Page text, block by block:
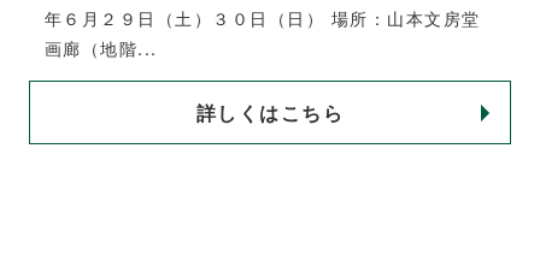
年６月２９日（土）３０日（日） 場所：山本文房堂
画廊（地階...
詳しくはこちら